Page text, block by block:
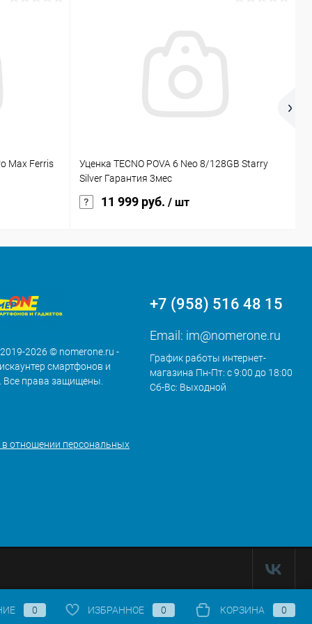
Max Ferris
Уценка TECNO POVA 6 Neo 8/128GB Starry
Silver Гарантия 3мес
11 999 руб. / шт
2026 © nomerone.ru -
смартфонов и
Все права защищены.
в отношении персональных
+7 (958) 516 48 15
Email: im@nomerone.ru
График работы интернет-
магазина Пн-Пт: с 9:00 до 18:00
Сб-Вс: Выходной
0 ИЗБРАННОЕ 0 КОРЗИНА 0